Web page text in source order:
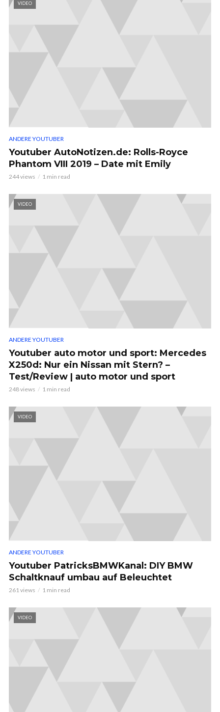
VIDEO
ANDERE YOUTUBER
Youtuber AutoNotizen.de: Rolls-Royce
Phantom VIII 2019 – Date mit Emily
244 views 1 min read
VIDEO
ANDERE YOUTUBER
Youtuber auto motor und sport: Mercedes
X250d: Nur ein Nissan mit Stern? –
Test/Review | auto motor und sport
248 views 1 min read
VIDEO
ANDERE YOUTUBER
Youtuber PatricksBMWKanal: DIY BMW
Schaltknauf umbau auf Beleuchtet
261 views 1 min read
VIDEO